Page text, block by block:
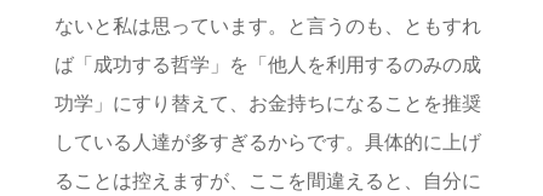
ないと私は思っています。と言うのも、ともすれ
ば「成功する哲学」を「他人を利用するのみの成
功学」にすり替えて、お金持ちになることを推奨
している人達が多すぎるからです。具体的に上げ
ることは控えますが、ここを間違えると、自分に